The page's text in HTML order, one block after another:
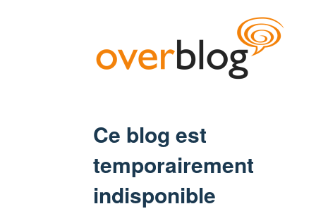
Ce blog est
temporairement
indisponible